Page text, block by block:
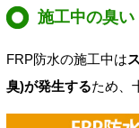
施工中の臭い
FRP防水の施工中は
臭)が発生するため、